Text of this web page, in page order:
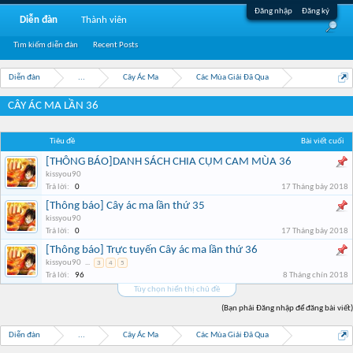
Đăng nhập Đăng ký
Diễn đàn ... Cây Ác Ma Các Mùa Giải Đã Qua
CÂY ÁC MA LẦN 36
Tiêu đề Bài viết cuối
[THÔNG BÁO]DANH SÁCH CHIA CỤM CAM MÙA 36
kissyou90
Trả lời:
0 17 Tháng bảy 2018
[Thông báo] Cây ác ma lần thứ 35
kissyou90
Trả lời:
0 17 Tháng bảy 2018
[Thông báo] Trực tuyến Cây ác ma lần thứ 36
kissyou90 ... 3 4 5
Trả lời: 96
8 Tháng chín 2018
Tùy chọn hiển thị chủ đề
(Bạn phải Đăng nhập để đăng bài viết)
Diễn đàn ... Cây Ác Ma Các Mùa Giải Đã Qua
Diễn đàn
Tìm kiếm diễn đàn Recent Posts
Thành viên